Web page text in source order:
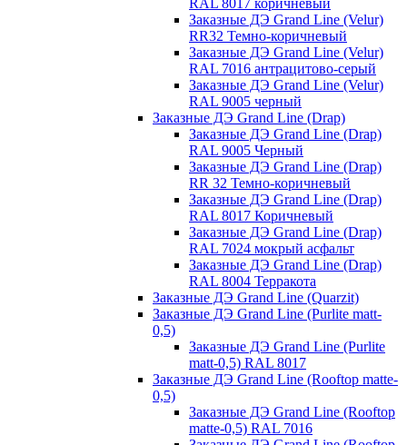
Заказные ДЭ Grand Line (Velur)
RR32 Темно-коричневый
Заказные ДЭ Grand Line (Velur)
RAL 7016 антрацитово-серый
Заказные ДЭ Grand Line (Velur)
RAL 9005 черный
Заказные ДЭ Grand Line (Drap)
Заказные ДЭ Grand Line (Drap)
RAL 9005 Черный
Заказные ДЭ Grand Line (Drap)
RR 32 Темно-коричневый
Заказные ДЭ Grand Line (Drap)
RAL 8017 Коричневый
Заказные ДЭ Grand Line (Drap)
RAL 7024 мокрый асфальт
Заказные ДЭ Grand Line (Drap)
RAL 8004 Терракота
Заказные ДЭ Grand Line (Quarzit)
Заказные ДЭ Grand Line (Purlite matt-
0,5)
Заказные ДЭ Grand Line (Purlite
matt-0,5) RAL 8017
Заказные ДЭ Grand Line (Rooftop matte-
0,5)
Заказные ДЭ Grand Line (Rooftop
matte-0,5) RAL 7016